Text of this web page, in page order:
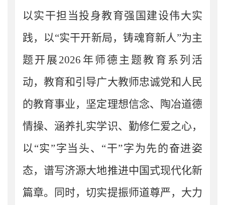
以实干担当投身教育强国建设伟大实
践，以“实干开新局，铸魂育新人”为主
题开展 2026 年师德主题教育系列活
动，教育和引导广大教师忠诚党和人民
的教育事业，坚定理想信念、陶冶道德
情操、涵养扎实学识、勤修仁爱之心，
以“实”字当头、“干”字为先的奋进姿
态，谱写济源大地推进中国式现代化新
篇章。同时，切实提振师道尊严，大力